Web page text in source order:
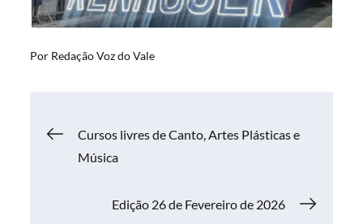
Por Redação Voz do Vale
Navegação
Cursos livres de Canto, Artes Plásticas e
Música
Edição 26 de Fevereiro de 2026